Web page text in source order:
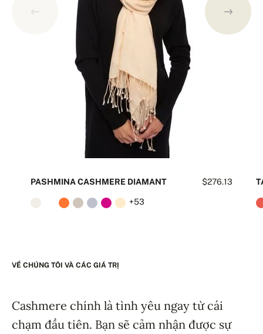
$276.13
PASHMINA CASHMERE DIAMANT
+53
VỀ CHÚNG TÔI VÀ CÁC GIÁ TRỊ
Cashmere chính là tình yêu ngay từ cái
chạm đầu tiên. Bạn sẽ cảm nhận được sự